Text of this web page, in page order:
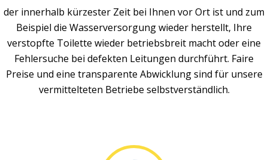
der innerhalb kürzester Zeit bei Ihnen vor Ort ist und zum
Beispiel die Wasserversorgung wieder herstellt, Ihre
verstopfte Toilette wieder betriebsbreit macht oder eine
Fehlersuche bei defekten Leitungen durchführt. Faire
Preise und eine transparente Abwicklung sind für unsere
vermittelteten Betriebe selbstverständlich.